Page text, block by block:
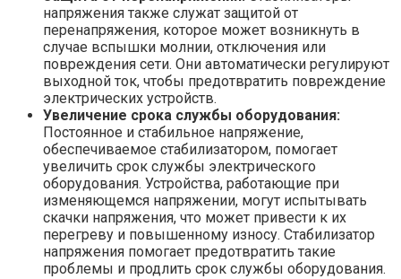
напряжения также служат защитой от
перенапряжения, которое может возникнуть в
случае вспышки молнии, отключения или
повреждения сети. Они автоматически регулируют
выходной ток, чтобы предотвратить повреждение
электрических устройств.
Увеличение срока службы оборудования:
Постоянное и стабильное напряжение,
обеспечиваемое стабилизатором, помогает
увеличить срок службы электрического
оборудования. Устройства, работающие при
изменяющемся напряжении, могут испытывать
скачки напряжения, что может привести к их
перегреву и повышенному износу. Стабилизатор
напряжения помогает предотвратить такие
проблемы и продлить срок службы оборудования.